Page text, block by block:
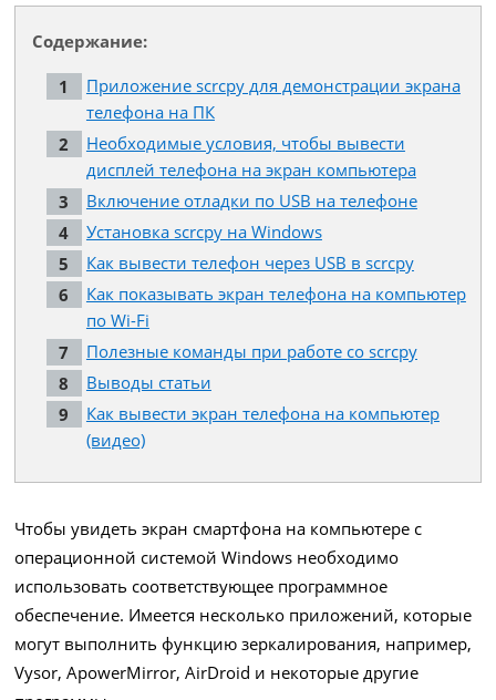
Содержание:
Приложение scrcpy для демонстрации экрана
телефона на ПК
Необходимые условия, чтобы вывести
дисплей телефона на экран компьютера
Включение отладки по USB на телефоне
Установка scrcpy на Windows
Как вывести телефон через USB в scrcpy
Как показывать экран телефона на компьютер
по Wi-Fi
Полезные команды при работе со scrcpy
Выводы статьи
Как вывести экран телефона на компьютер
(видео)
Чтобы увидеть экран смартфона на компьютере с
операционной системой Windows необходимо
использовать соответствующее программное
обеспечение. Имеется несколько приложений, которые
могут выполнить функцию зеркалирования, например,
Vysor, ApowerMirror, AirDroid и некоторые другие